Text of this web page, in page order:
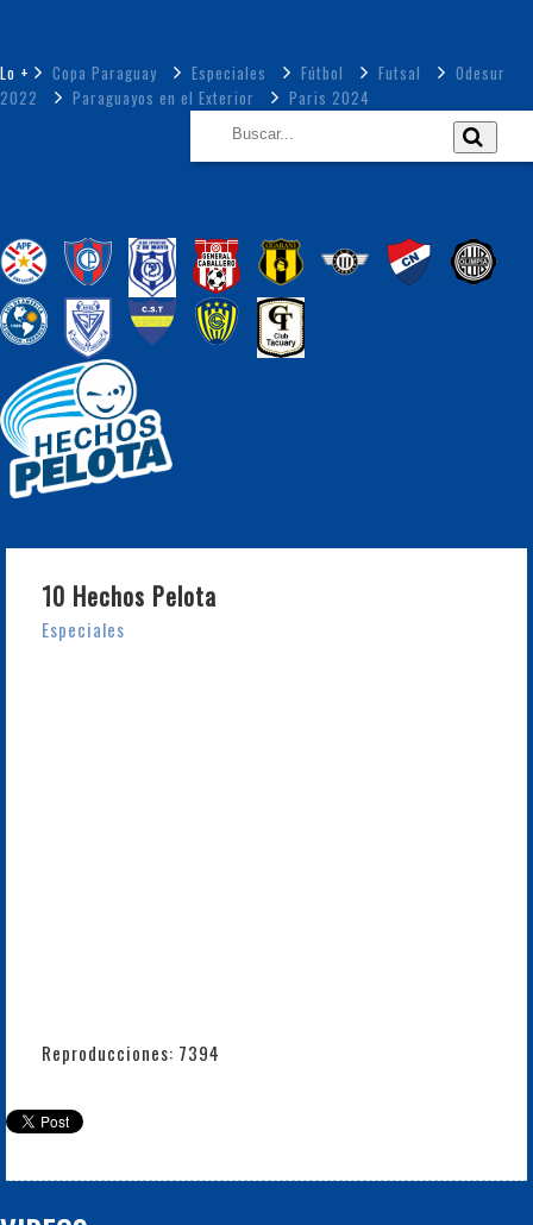
Lo + Copa Paraguay Especiales Fútbol Futsal
Odesur
2022
Paraguayos en el Exterior Paris 2024
10 Hechos Pelota
Especiales
Reproducciones: 7394